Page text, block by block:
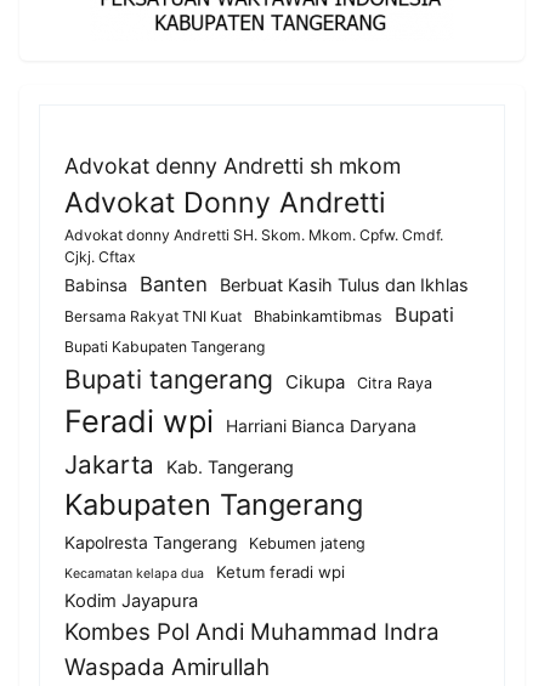
Advokat denny Andretti sh mkom
Advokat Donny Andretti
Advokat donny Andretti SH. Skom. Mkom. Cpfw. Cmdf.
Cjkj. Cftax
Babinsa Banten Berbuat Kasih Tulus dan Ikhlas
Bersama Rakyat TNI Kuat Bhabinkamtibmas Bupati
Bupati Kabupaten Tangerang
Bupati tangerang Cikupa Citra Raya
Feradi wpi Harriani Bianca Daryana
Jakarta Kab. Tangerang
Kabupaten Tangerang
Kapolresta Tangerang Kebumen jateng
Kecamatan kelapa dua Ketum feradi wpi
Kodim Jayapura
Kombes Pol Andi Muhammad Indra
Waspada Amirullah